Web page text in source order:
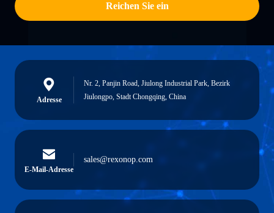
Reichen Sie ein
Adresse
Nr. 2, Panjin Road, Jiulong Industrial Park, Bezirk
Jiulongpo, Stadt Chongqing, China
E-Mail-Adresse
sales@rexonop.com